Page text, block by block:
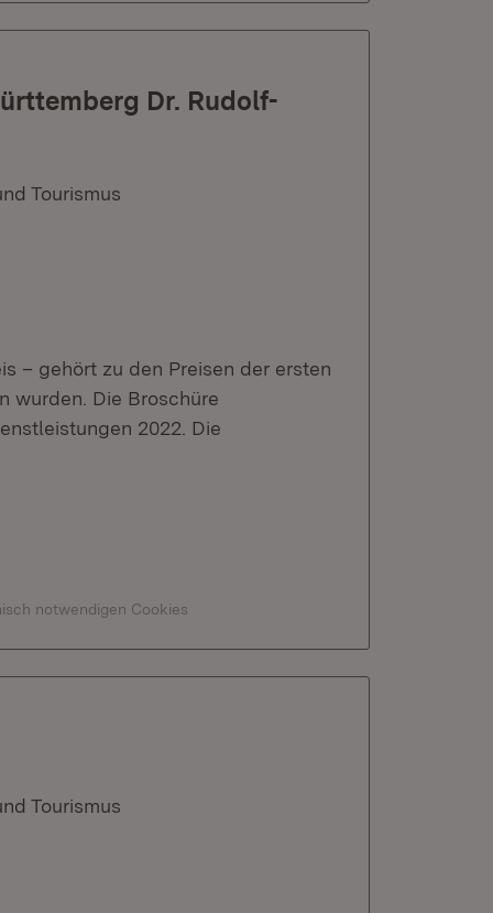
Dr. Rudolf-
Tourismus
– gehört zu den Preisen der ersten
wurden. Die Broschüre
2022. Die
notwendigen Cookies
Tourismus